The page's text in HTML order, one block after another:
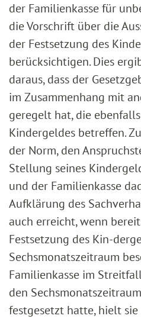
der Familienkasse für
die Vorschrift über die
der Festsetzung des
berücksichtigen. Dies
daraus, dass der
im Zusammenhang mit
geregelt hat, die
Kindergeldes betreffen.
der Norm, den
Stellung seines
und der Familienkasse
Aufklärung des
auch erreicht, wenn
Festsetzung des Kin-
Sechsmonatszeitraum
Familienkasse im
den
festgesetzt hatte, hielt